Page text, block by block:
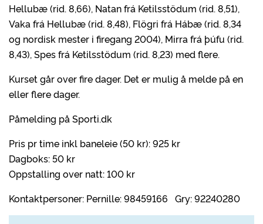
Hellubæ (rid. 8,66), Natan frá Ketilsstödum (rid. 8,51),
Vaka frá Hellubæ (rid. 8,48), Flögri frá Hábæ (rid. 8,34
og nordisk mester i firegang 2004), Mirra frá þúfu (rid.
8,43), Spes frá Ketilsstödum (rid. 8,23) med flere.
Kurset går over fire dager. Det er mulig å melde på en
eller flere dager.
Påmelding på Sporti.dk
Pris pr time inkl baneleie (50 kr): 925 kr
Dagboks: 50 kr
Oppstalling over natt: 100 kr
Kontaktpersoner: Pernille: 98459166 Gry: 92240280